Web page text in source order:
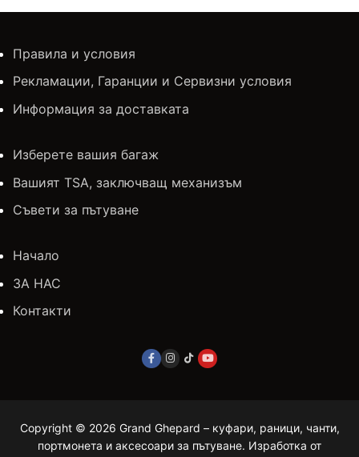
Правила и условия
Рекламации, Гаранции и Сервизни условия
Информация за доставката
Изберете вашия багаж
Вашият TSA, заключващ механизъм
Съвети за пътуване
Начало
ЗА НАС
Контакти
Copyright © 2026 Grand Ghepard – куфари, раници, чанти,
портмонета и аксесоари за пътуване. Изработка от